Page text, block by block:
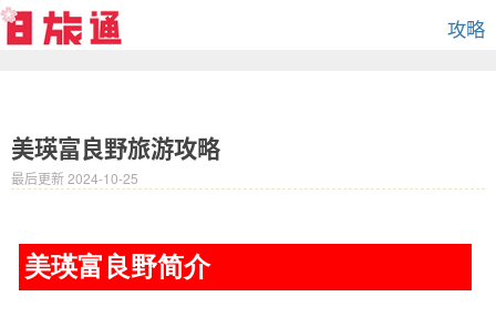
攻略
美瑛富良野旅游攻略
最后更新 2024-10-25
美瑛富良野简介